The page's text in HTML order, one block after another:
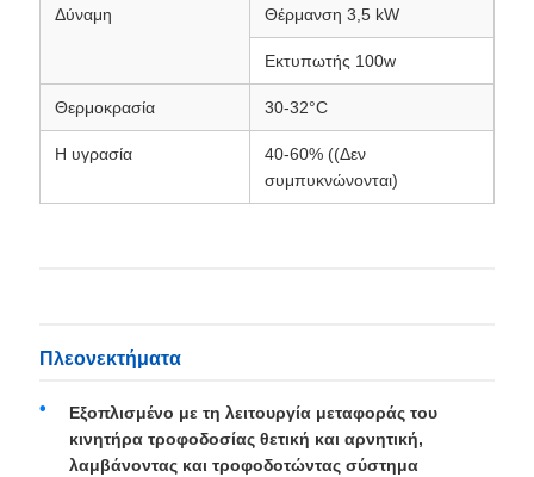
Δύναμη Θέρμανση 3,5 kW
Εκτυπωτής 100w
Θερμοκρασία 30-32°C
Η υγρασία
40-60% ((Δεν
συμπυκνώνονται)
Πλεονεκτήματα
Εξοπλισμένο με τη λειτουργία μεταφοράς του
κινητήρα τροφοδοσίας θετική και αρνητική,
λαμβάνοντας και τροφοδοτώντας σύστημα